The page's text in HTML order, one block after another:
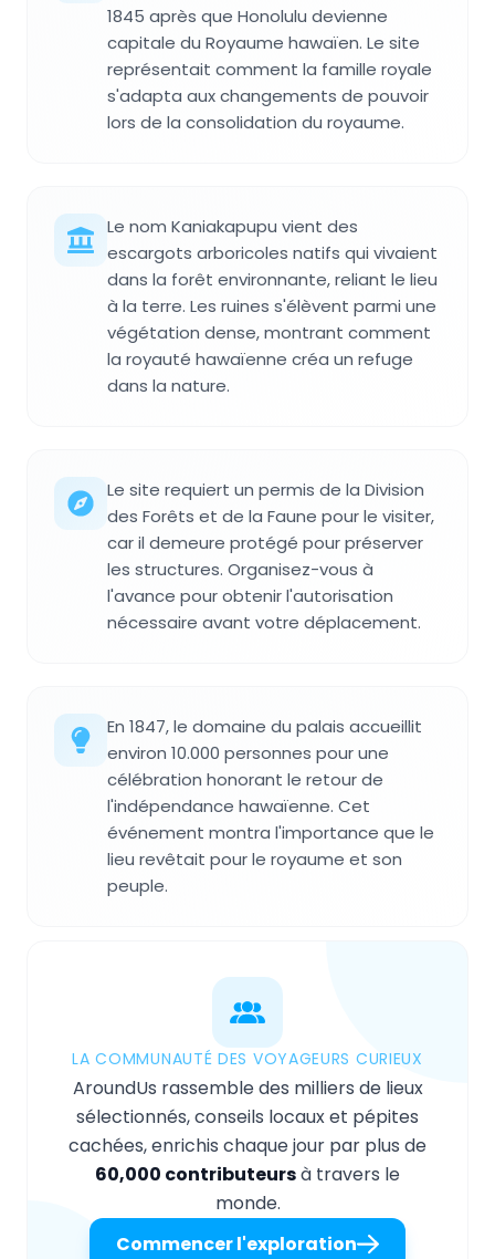
1845 après que Honolulu devienne
capitale du Royaume hawaïen. Le site
représentait comment la famille royale
s'adapta aux changements de pouvoir
lors de la consolidation du royaume.
Le nom Kaniakapupu vient des
escargots arboricoles natifs qui vivaient
dans la forêt environnante, reliant le lieu
à la terre. Les ruines s'élèvent parmi une
végétation dense, montrant comment
la royauté hawaïenne créa un refuge
dans la nature.
Le site requiert un permis de la Division
des Forêts et de la Faune pour le visiter,
car il demeure protégé pour préserver
les structures. Organisez-vous à
l'avance pour obtenir l'autorisation
nécessaire avant votre déplacement.
En 1847, le domaine du palais accueillit
environ 10.000 personnes pour une
célébration honorant le retour de
l'indépendance hawaïenne. Cet
événement montra l'importance que le
lieu revêtait pour le royaume et son
peuple.
LA COMMUNAUTÉ DES VOYAGEURS CURIEUX
AroundUs rassemble des milliers de lieux
sélectionnés, conseils locaux et pépites
cachées, enrichis chaque jour par plus de
60,000 contributeursà travers le
monde.
Commencer l'exploration